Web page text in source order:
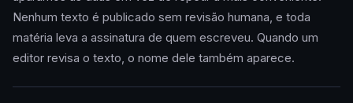
Nenhum texto é publicado sem revisão humana, e toda
matéria leva a assinatura de quem escreveu. Quando um
editor revisa o texto, o nome dele também aparece.